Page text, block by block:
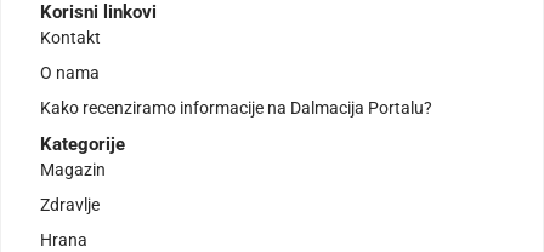
Korisni linkovi
Kontakt
O nama
Kako recenziramo informacije na Dalmacija Portalu?
Kategorije
Magazin
Zdravlje
Hrana